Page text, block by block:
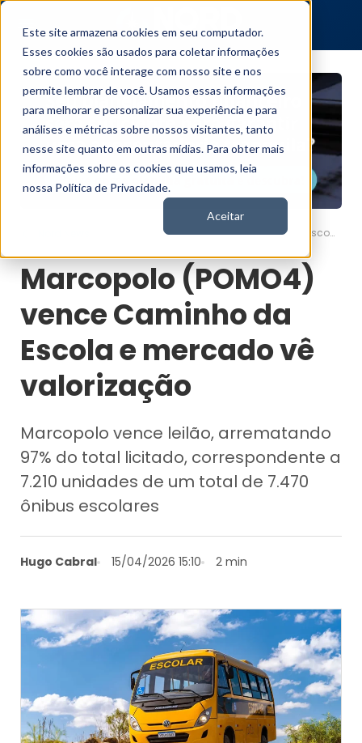
Este site armazena cookies em seu computador.
Esses cookies são usados para coletar informações
sobre como você interage com nosso site e nos
permite lembrar de você. Usamos essas informações
para melhorar e personalizar sua experiência e para
análises e métricas sobre nossos visitantes, tanto
nesse site quanto em outras mídias. Para obter mais
informações sobre os cookies que usamos, leia
nossa Política de Privacidade.
Aceitar
Marcopolo (POMO4) vence Caminho da Escola e mercado vê valorização
Marcopolo (POMO4)
vence Caminho da
Escola e mercado vê
valorização
Marcopolo vence leilão, arrematando
97% do total licitado, correspondente a
7.210 unidades de um total de 7.470
ônibus escolares
Hugo Cabral 15/04/2026 15:10 2 min